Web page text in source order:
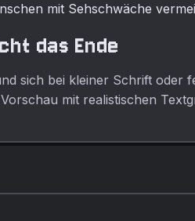
mit Sehschwäche
das Ende
sich bei kleiner Schrift oder
mit realistischen